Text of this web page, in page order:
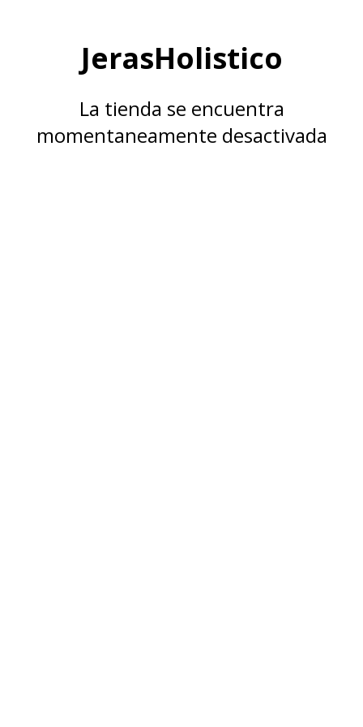
JerasHolistico
La tienda se encuentra
momentaneamente desactivada